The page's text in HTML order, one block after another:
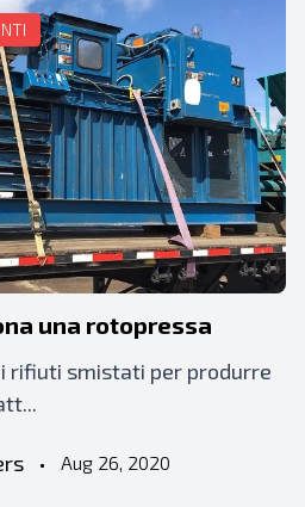
una rotopressa
rifiuti smistati per produrre
• Aug 26, 2020